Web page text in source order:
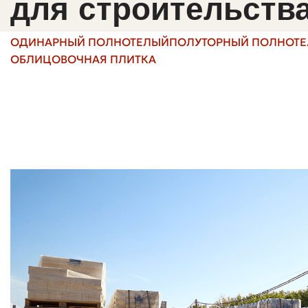
Прочность на сжатие
0.5–6% (для
Плотность
Формат влияет не только на внешний вид, но и на
серии — для декоративных вставок и откосов.
для
ОДИНАРНЫЙ ПОЛНОТЕЛЫЙПОЛУТОРНЫЙ
ОБЛИЦОВОЧНАЯ ПЛИТКА